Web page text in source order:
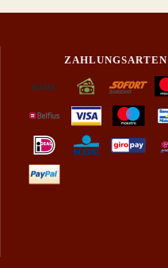
ZAHLUNGSARTEN